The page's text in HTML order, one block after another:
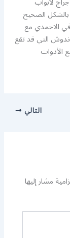
بالشكل الصحيح
الاحمدي مع
التي قد تقع
الأدوات
التالي
مشار إليها